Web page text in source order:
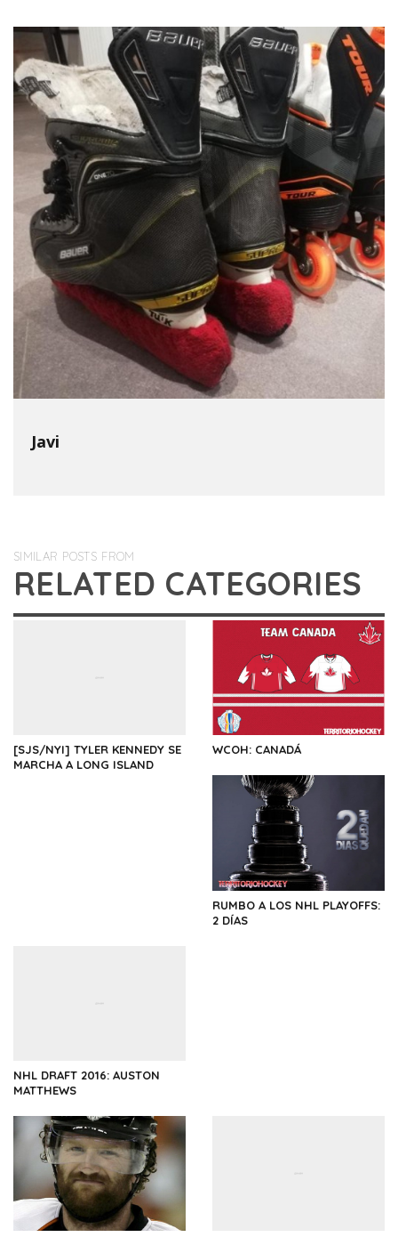
Javi
SIMILAR POSTS FROM
RELATED CATEGORIES
[SJS/NYI] TYLER KENNEDY SE
MARCHA A LONG ISLAND
WCOH: CANADÁ
RUMBO A LOS NHL PLAYOFFS:
2 DÍAS
NHL DRAFT 2016: AUSTON
MATTHEWS